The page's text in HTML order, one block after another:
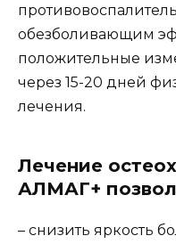
обезболивающим
положительные
через 15-20 дней
лечения.
Лечение
АЛМАГ+
– снизить яркость